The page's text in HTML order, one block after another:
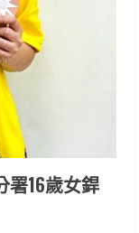
署16歲女銲